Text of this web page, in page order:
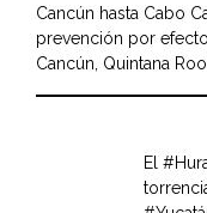
Cancún hasta Cabo
prevención por
Cancún, Quintana
El